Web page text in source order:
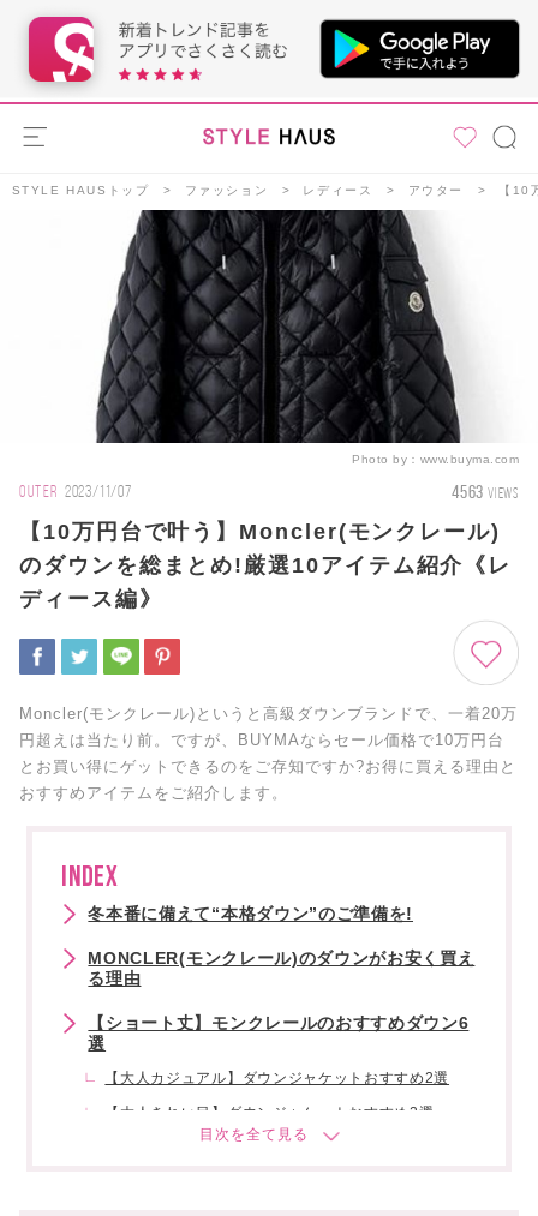
STYLE HAUSトップ ファッション レディース アウター 【10
Photo by： www.buyma.com
OUTER 2023/11/07 4563 VIEWS
【10万円台で叶う】Moncler(モンクレール)
のダウンを総まとめ!厳選10アイテム紹介《レ
ディース編》
Moncler(モンクレール)というと高級ダウンブランドで、一着20万
円超えは当たり前。ですが、BUYMAならセール価格で10万円台
とお買い得にゲットできるのをご存知ですか?お得に買える理由と
おすすめアイテムをご紹介します。
INDEX
冬本番に備えて“本格ダウン”のご準備を!
MONCLER(モンクレール)のダウンがお安く買え
る理由
【ショート丈】モンクレールのおすすめダウン6
選
【大人カジュアル】ダウンジャケットおすすめ2選
【大人きれい目】ダウンジャケットおすすめ2選
【大人かわいい】ダウンジャケットおすすめ2選